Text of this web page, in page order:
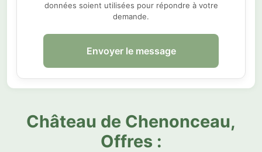
données soient utilisées pour répondre à votre
demande.
Envoyer le message
Château de Chenonceau,
Offres :